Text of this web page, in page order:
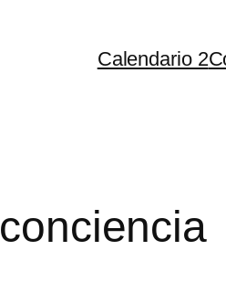
Calendario 2
conciencia